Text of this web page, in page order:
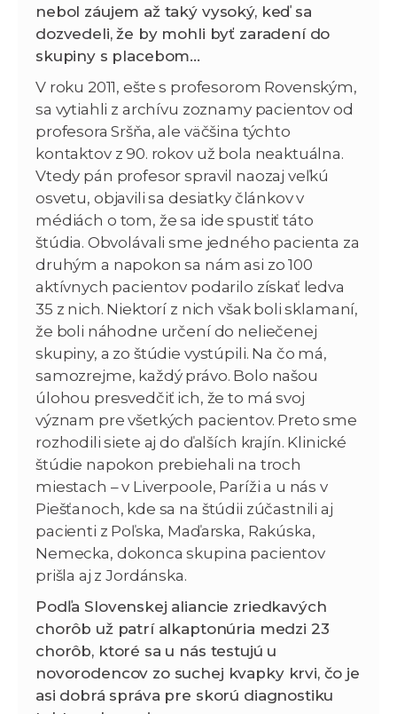
nebol záujem až taký vysoký, keď sa
dozvedeli, že by mohli byť zaradení do
skupiny s placebom…
V roku 2011, ešte s profesorom Rovenským,
sa vytiahli z archívu zoznamy pacientov od
profesora Sršňa, ale väčšina týchto
kontaktov z 90. rokov už bola neaktuálna.
Vtedy pán profesor spravil naozaj veľkú
osvetu, objavili sa desiatky článkov v
médiách o tom, že sa ide spustiť táto
štúdia. Obvolávali sme jedného pacienta za
druhým a napokon sa nám asi zo 100
aktívnych pacientov podarilo získať ledva
35 z nich. Niektorí z nich však boli sklamaní,
že boli náhodne určení do neliečenej
skupiny, a zo štúdie vystúpili. Na čo má,
samozrejme, každý právo. Bolo našou
úlohou presvedčiť ich, že to má svoj
význam pre všetkých pacientov. Preto sme
rozhodili siete aj do ďalších krajín. Klinické
štúdie napokon prebiehali na troch
miestach – v Liverpoole, Paríži a u nás v
Piešťanoch, kde sa na štúdii zúčastnili aj
pacienti z Poľska, Maďarska, Rakúska,
Nemecka, dokonca skupina pacientov
prišla aj z Jordánska.
Podľa Slovenskej aliancie zriedkavých
chorôb už patrí alkaptonúria medzi 23
chorôb, ktoré sa u nás testujú u
novorodencov zo suchej kvapky krvi, čo je
asi dobrá správa pre skorú diagnostiku